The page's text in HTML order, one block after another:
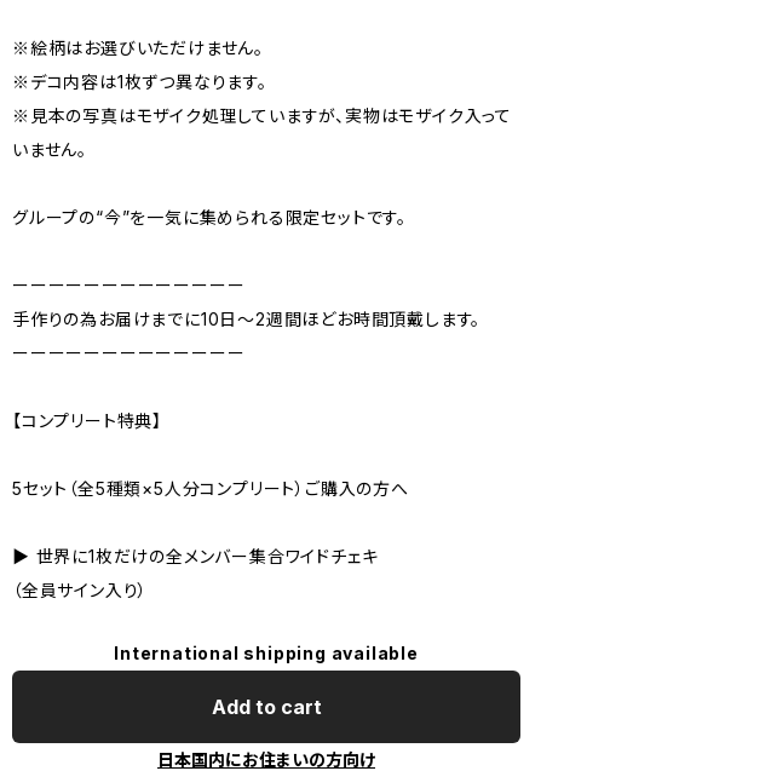
※絵柄はお選びいただけません。
※デコ内容は1枚ずつ異なります。
※見本の写真はモザイク処理していますが、実物はモザイク入って
いません。
グループの“今”を一気に集められる限定セットです。
ーーーーーーーーーーーーー
手作りの為お届けまでに10日〜2週間ほどお時間頂戴します。
ーーーーーーーーーーーーー
【コンプリート特典】
5セット（全5種類×5人分コンプリート）ご購入の方へ
▶ 世界に1枚だけの全メンバー集合ワイドチェキ
（全員サイン入り）
International shipping available
Add to cart
日本国内にお住まいの方向け